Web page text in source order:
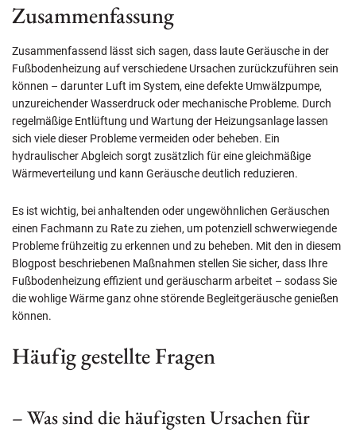
Zusammenfassung
Zusammenfassend lässt sich sagen, dass laute Geräusche in der
Fußbodenheizung auf verschiedene Ursachen zurückzuführen sein
können – darunter Luft im System, eine defekte Umwälzpumpe,
unzureichender Wasserdruck oder mechanische Probleme. Durch
regelmäßige Entlüftung und Wartung der Heizungsanlage lassen
sich viele dieser Probleme vermeiden oder beheben. Ein
hydraulischer Abgleich sorgt zusätzlich für eine gleichmäßige
Wärmeverteilung und kann Geräusche deutlich reduzieren.
Es ist wichtig, bei anhaltenden oder ungewöhnlichen Geräuschen
einen Fachmann zu Rate zu ziehen, um potenziell schwerwiegende
Probleme frühzeitig zu erkennen und zu beheben. Mit den in diesem
Blogpost beschriebenen Maßnahmen stellen Sie sicher, dass Ihre
Fußbodenheizung effizient und geräuscharm arbeitet – sodass Sie
die wohlige Wärme ganz ohne störende Begleitgeräusche genießen
können.
Häufig gestellte Fragen
– Was sind die häufigsten Ursachen für